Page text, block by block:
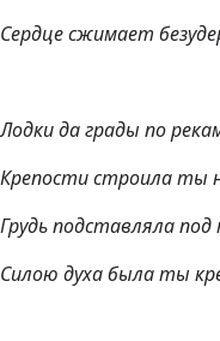
Сердце сжимает
Лодки да грады по
Крепости строила ты
Грудь подставляла
Силою духа была ты